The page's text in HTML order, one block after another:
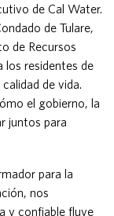
de Cal Water.
de Tulare,
de Recursos
los residentes de
de vida.
el gobierno, la
juntos para
para la
nos
y confiable fluye